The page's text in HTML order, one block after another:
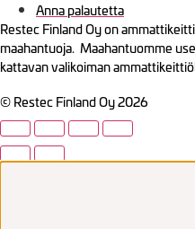
Anna palautetta
Restec Finland Oy on
maahantuoja. Maahantuomme
kattavan valikoiman
© Restec Finland Oy 2026